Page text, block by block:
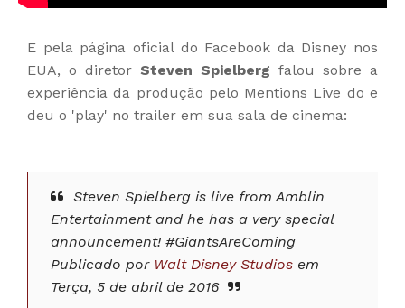
E pela página oficial do Facebook da Disney nos
EUA, o diretor Steven Spielberg falou sobre a
experiência da produção pelo Mentions Live do e
deu o 'play' no trailer em sua sala de cinema:
Steven Spielberg is live from Amblin
Entertainment and he has a very special
announcement! #GiantsAreComing
Publicado por Walt Disney Studios em
Terça, 5 de abril de 2016